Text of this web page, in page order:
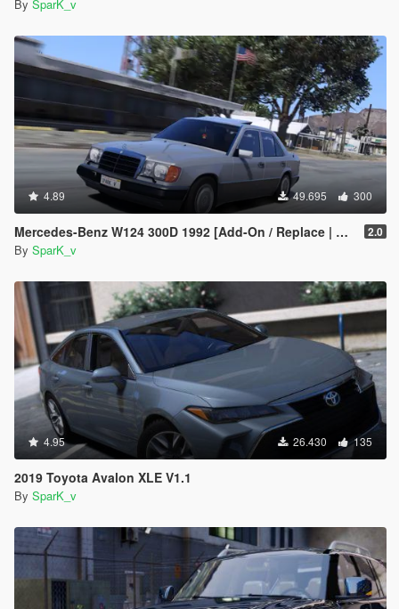
By SparK_v
4.89 49.695 300
Mercedes-Benz W124 300D 1992 [Add-On / Replace | Animated | LODs | Extras] 2.0
By SparK_v
4.95 26.430 135
2019 Toyota Avalon XLE V1.1
By SparK_v